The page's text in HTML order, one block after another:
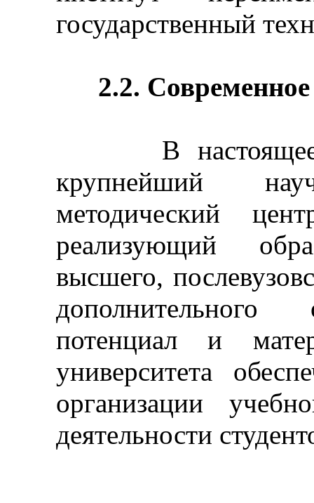
государственный
2.2. Со
В настоящее
крупнейший
методический
реализующий
высшего,
дополнительного
потенциал и
университета
организации
деятельности